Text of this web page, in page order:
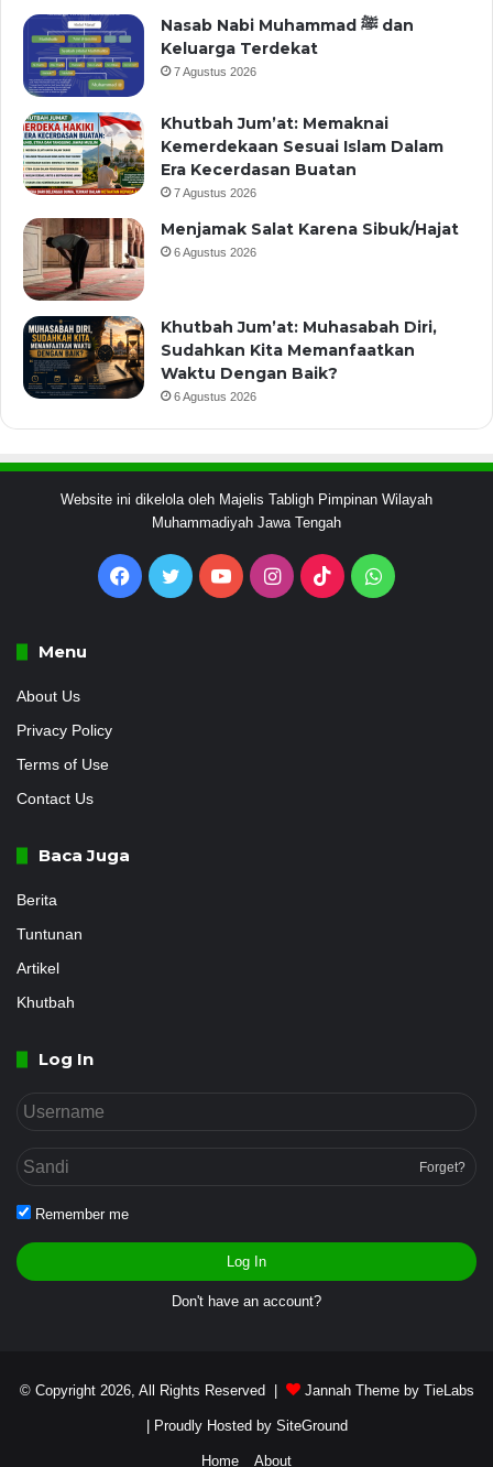
Nasab Nabi Muhammad ﷺ dan
Keluarga Terdekat
7 Agustus 2026
Khutbah Jum’at: Memaknai
Kemerdekaan Sesuai Islam Dalam
Era Kecerdasan Buatan
7 Agustus 2026
Menjamak Salat Karena Sibuk/Hajat
6 Agustus 2026
Khutbah Jum’at: Muhasabah Diri,
Sudahkan Kita Memanfaatkan
Waktu Dengan Baik?
6 Agustus 2026
Website ini dikelola oleh Majelis Tabligh Pimpinan Wilayah
Muhammadiyah Jawa Tengah
Facebook
Twitter YouTubeInstagram
TikTokWhatsApp
Menu
About Us
Privacy Policy
Terms of Use
Contact Us
Baca Juga
Berita
Tuntunan
Artikel
Khutbah
Log In
Forget?
Remember me
Log In
Don't have an account?
© Copyright 2026, All Rights Reserved | Jannah Theme by TieLabs
| Proudly Hosted by SiteGround
Home About